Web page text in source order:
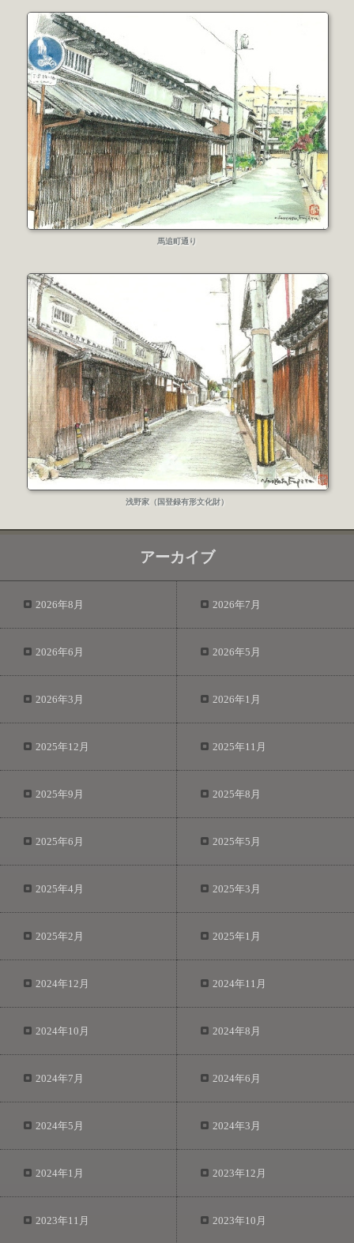
馬追町通り
浅野家（国登録有形文化財）
アーカイブ
2026年8月 2026年7月
2026年6月 2026年5月
2026年3月 2026年1月
2025年12月 2025年11月
2025年9月 2025年8月
2025年6月 2025年5月
2025年4月 2025年3月
2025年2月 2025年1月
2024年12月 2024年11月
2024年10月 2024年8月
2024年7月 2024年6月
2024年5月 2024年3月
2024年1月 2023年12月
2023年11月 2023年10月